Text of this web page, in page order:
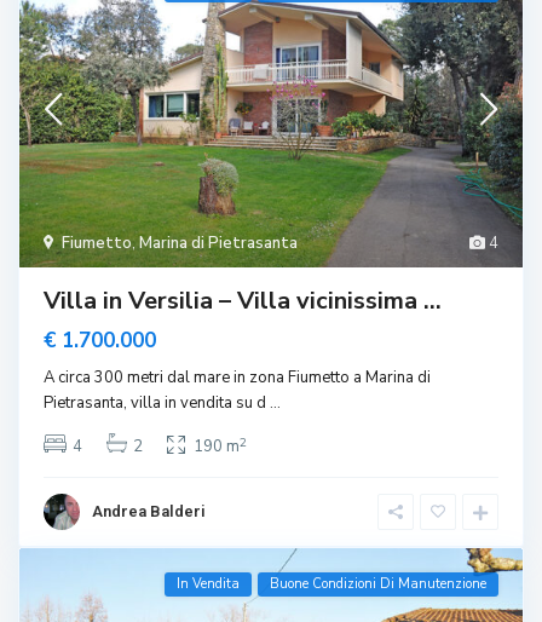
4
Fiumetto,Marina di Pietrasanta
Villa in Versilia – Villa vicinissima ...
€ 1.700.000
A circa 300 metri dal mare in zona Fiumetto a Marina di
Pietrasanta, villa in vendita su d...
4
2 190 m2
Andrea Balderi
In Vendita Buone Condizioni Di Manutenzione